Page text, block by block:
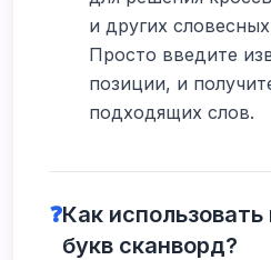
и других
Просто введите
позиции, и
подходящих слов.
❓Как использовать
букв сканворд?